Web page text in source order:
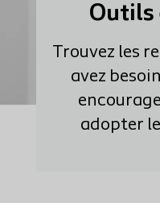
Outils
Trouvez les
avez
adopter